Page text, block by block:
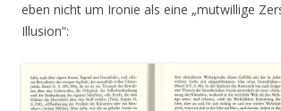
eben nicht um Ironie als eine „mutwillige
Illusion“: